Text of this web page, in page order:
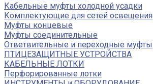
Кабельные муфты холодной усадки
Комплектующие для сетей освещения
Муфты концевые
Муфты соединительные
Ответвительные и переходные муфты
ПТИЦЕЗАЩИТНЫЕ УСТРОЙСТВА
КАБЕЛЬНЫЕ ЛОТКИ
Перфорированные лотки